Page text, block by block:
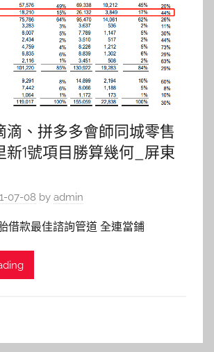
滴、拼多多會師同城零售
新1號項目勝算幾何_屏東
07-08 by admin
借款最佳諮詢管道 全連當鋪